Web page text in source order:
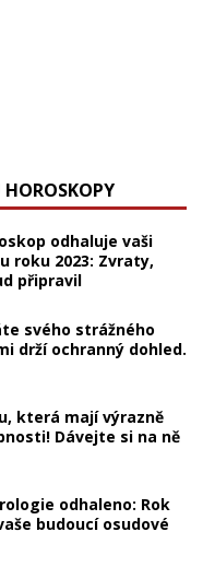
odhaluje vaši
roku 2023: Zvraty,
připravil
svého strážného
drží ochranný dohled.
která mají výrazně
Dávejte si na ně
odhaleno: Rok
budoucí osudové